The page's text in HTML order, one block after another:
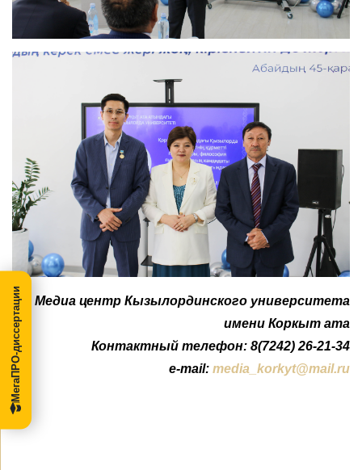
Медиа центр Кызылординского университета
имени Коркыт ата
Контактный телефон: 8(7242) 26-21-34
e-mail: media_korkyt@mail.ru
МегаПРО-диссертации